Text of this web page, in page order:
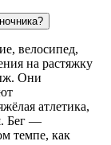
велосипед,
на растяжку
Они
атлетика,
Бег —
темпе, как